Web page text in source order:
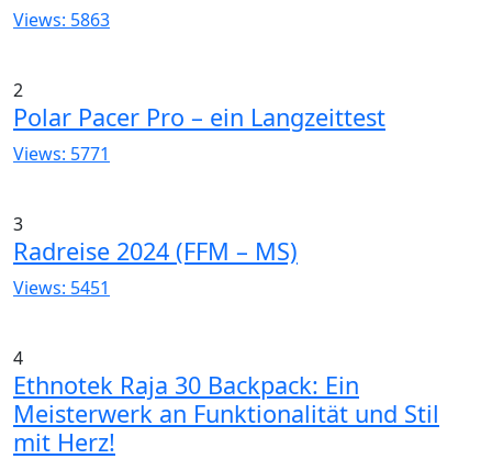
Views: 5863
2
Polar Pacer Pro – ein Langzeittest
Views: 5771
3
Radreise 2024 (FFM – MS)
Views: 5451
4
Ethnotek Raja 30 Backpack: Ein
Meisterwerk an Funktionalität und Stil
mit Herz!